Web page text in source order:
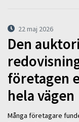
22 maj 2026
Den
företagen
hela vägen
Många företagare